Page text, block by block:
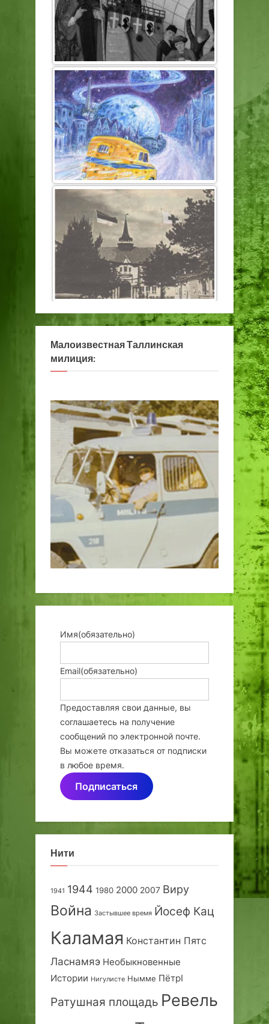
Малоизвестная Таллинская
милиция:
Имя(обязательно)
Email(обязательно)
Предоставляя свои данные, вы
соглашаетесь на получение
сообщений по электронной почте.
Вы можете отказаться от подписки
в любое время.
Подписаться
Нити
1941 1944 1980 2000 2007 Виру
Война Застывшее время Йосеф Кац
Каламая Константин Пятс
Ласнамяэ Необыкновенные
Истории Нигулисте Нымме ПётрI
Ратушная площадь Ревель